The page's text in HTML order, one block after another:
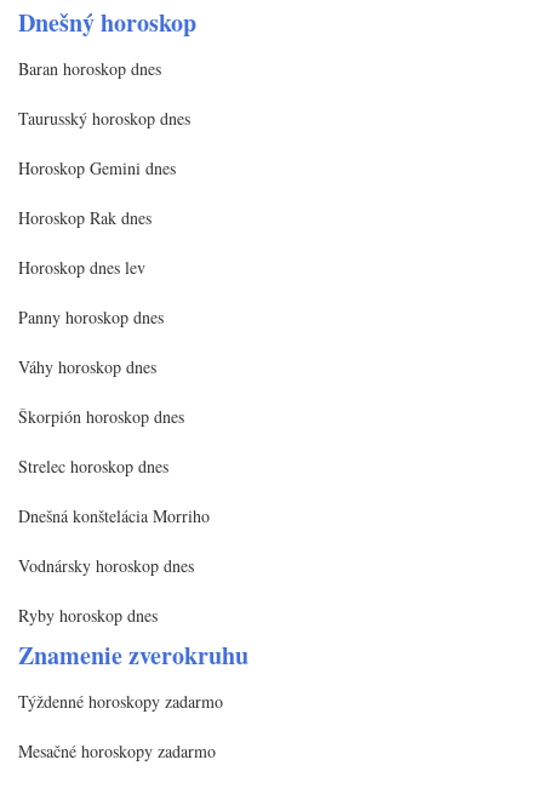
Dnešný horoskop
Baran horoskop dnes
Taurusský horoskop dnes
Horoskop Gemini dnes
Horoskop Rak dnes
Horoskop dnes lev
Panny horoskop dnes
Váhy horoskop dnes
Škorpión horoskop dnes
Strelec horoskop dnes
Dnešná konštelácia Morriho
Vodnársky horoskop dnes
Ryby horoskop dnes
Znamenie zverokruhu
Týždenné horoskopy zadarmo
Mesačné horoskopy zadarmo